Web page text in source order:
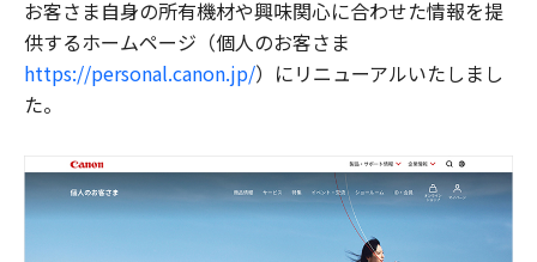
お客さま自身の所有機材や興味関心に合わせた情報を提
供するホームページ（個人のお客さま
https://personal.canon.jp/）にリニューアルいたしまし
た。